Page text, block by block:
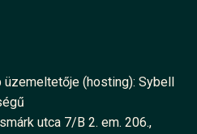
üzemeltetője (hosting): Sybell
utca 7/B 2. em. 206.,